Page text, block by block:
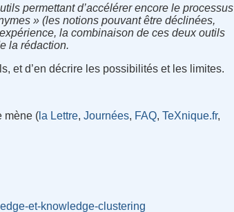
permettant d’accélérer encore le processus
» (les notions pouvant être déclinées,
la combinaison de ces deux outils
la rédaction.
et d’en décrire les possibilités et les limites.
mène ( la Lettre,Journées, FAQ,TeXnique.fr,
et-knowledge-clustering